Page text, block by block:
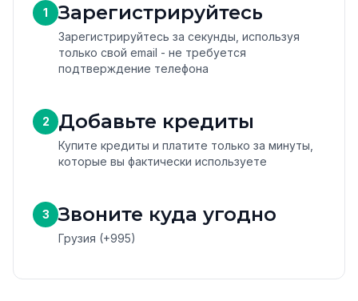
1 Зарегистрируйтесь
Зарегистрируйтесь за секунды, используя
только свой email - не требуется
подтверждение телефона
2 Добавьте кредиты
Купите кредиты и платите только за минуты,
которые вы фактически используете
3 Звоните куда угодно
Грузия (+995)